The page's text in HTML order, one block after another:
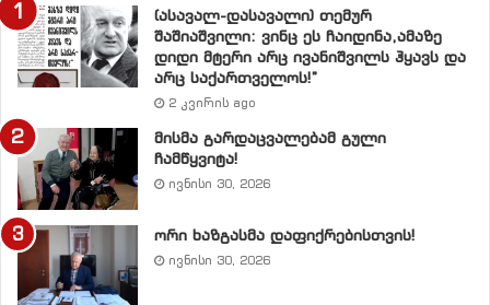
(ასავალ-დასავალი) თემურ
შაშიაშვილი: ვინც ეს ჩაიდინა,ამაზე
დიდი მტერი არც ივანიშვილს ჰყავს და
არც საქართველოს!”
2 კვირის ago
მისმა გარდაცვალებამ გული
ჩამწყვიტა!
ივნისი 30, 2026
ორი ხაზგასმა დაფიქრებისთვის!
ივნისი 30, 2026